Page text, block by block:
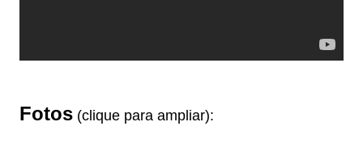
Fotos (clique para ampliar):